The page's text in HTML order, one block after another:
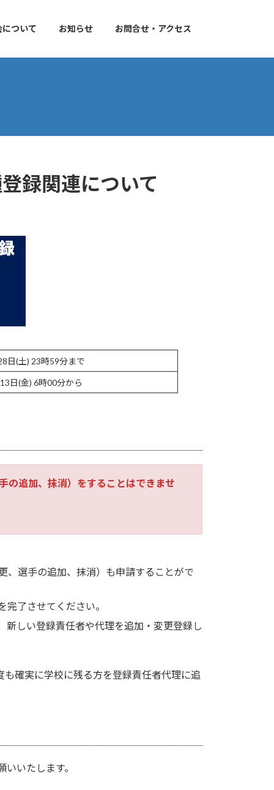
について お知らせ お問合せ・アクセス
録関連について
日(土) 23時59分まで
日(金) 6時00分から
の追加、抹消）をすることはできませ
、選手の追加、抹消）も申請することがで
了させてください。
しい登録責任者や代理を追加・変更登録し
確実に学校に残る方を登録責任者代理に追
いたします。